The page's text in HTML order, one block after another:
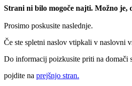
Strani ni bilo mogoče najti. Možno je,
Prosimo poskusite naslednje.
Če ste spletni naslov vtipkali v naslovni
Do informacij poizkusite priti na domači
pojdite na prejšnjo stran.